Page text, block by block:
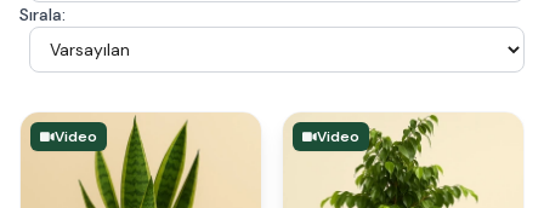
Sırala:
Video Video